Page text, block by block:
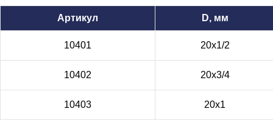
Артикул D, мм
10401 20х1/2
10402 20х3/4
10403 20х1